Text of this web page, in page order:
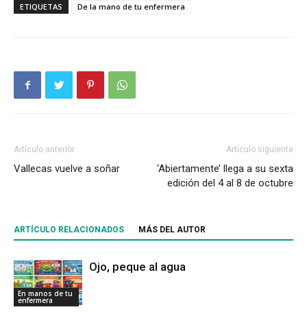
ETIQUETAS De la mano de tu enfermera
Artículo anterior
Vallecas vuelve a soñar
Artículo siguiente
‘Abiertamente’ llega a su sexta
edición del 4 al 8 de octubre
ARTÍCULO RELACIONADOS MÁS DEL AUTOR
En manos de tu
enfermera
Ojo, peque al agua